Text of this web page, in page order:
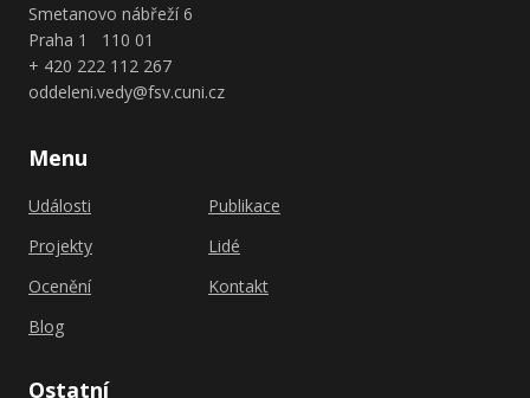
Smetanovo nábřeží 6
Praha 1 110 01
+ 420 222 112 267
oddeleni.vedy@fsv.cuni.cz
Menu
Události
Projekty
Ocenění
Blog
Publikace
Lidé
Kontakt
Ostatní